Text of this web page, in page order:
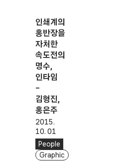
인쇄계의
홍반장을
자처한
속도전의
명수,
인타임
–
김형진,
홍은주
2015.
10. 01
People
Graphic